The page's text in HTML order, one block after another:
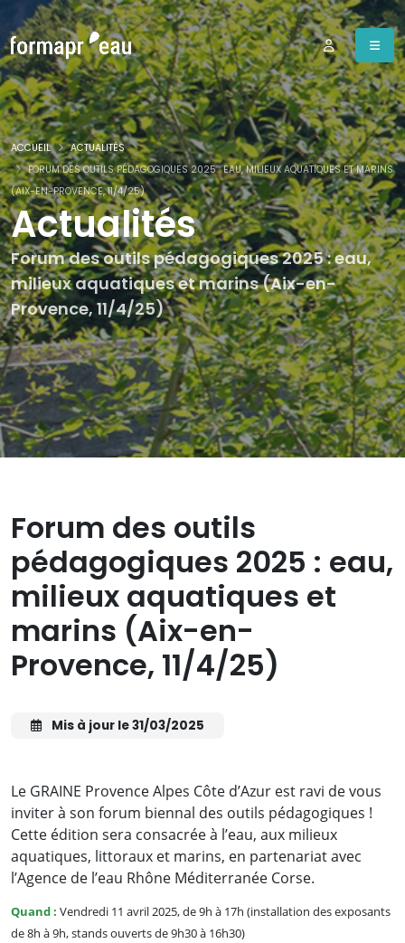
Actualités
Forum des outils pédagogiques 2025 : eau,
milieux aquatiques et marins (Aix-en-
Provence, 11/4/25)
ACCUEIL
ACTUALITÉS
FORUM DES OUTILS PÉDAGOGIQUES 2025 : EAU, MILIEUX AQUATIQUES ET MARINS
(AIX-EN-PROVENCE, 11/4/25)
Forum des outils
pédagogiques 2025 : eau,
milieux aquatiques et
marins (Aix-en-
Provence, 11/4/25)
Mis à jour le 31/03/2025
Le GRAINE Provence Alpes Côte d’Azur est ravi de vous
inviter à son forum biennal des outils pédagogiques !
Cette édition sera consacrée à l’eau, aux milieux
aquatiques, littoraux et marins, en partenariat avec
l’Agence de l’eau Rhône Méditerranée Corse.
Quand : Vendredi 11 avril 2025, de 9h à 17h (installation des exposants
de 8h à 9h, stands ouverts de 9h30 à 16h30)